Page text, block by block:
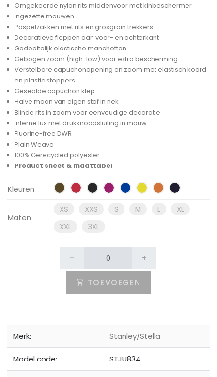
Omgekeerde nylon rits middenvoor met kinbeschermer
Ingezette mouwen
Paspelzakken met rits en grosgrain trekkers
Decoratieve flappen aan voor- en achterkant
Gedeeltelijk elastische manchetten
Gebogen zoom (high-low) voor extra bescherming
Verstelbare capuchonopening en zoom met elastisch koord
en plastic stoppers
Gesealde capuchon klep
Halve maan van eigen stof in nek
Blinde rits in zoom voor eenvoudige decoratie
Interne lus met drukknoopsluiting in mouw
Fluorine-free DWR
Plain Weave
100% Gerecycled polyester
Product sheet & maattabel
Kleuren
Maten
XS XXS S M L
XL
XXL
3XL
- +
TOEVOEGEN
Merk: Stanley/Stella
Model code: STJU834